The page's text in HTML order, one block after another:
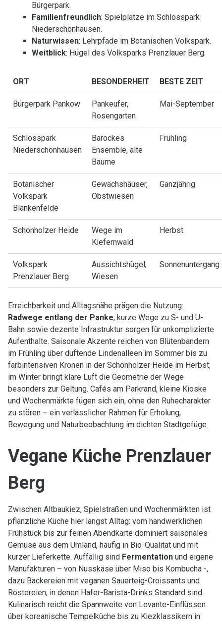
Bürgerpark.
Familienfreundlich: Spielplätze im Schlosspark
Niederschönhausen.
Naturwissen: Lehrpfade im Botanischen Volkspark.
Weitblick: Hügel des Volksparks Prenzlauer Berg.
ORT BESONDERHEIT BESTE ZEIT
Bürgerpark Pankow
Pankeufer,
Rosengarten
Mai-September
Schlosspark
Niederschönhausen
Barockes
Ensemble, alte
Bäume
Frühling
Botanischer
Volkspark
Blankenfelde
Gewächshäuser,
Obstwiesen
Ganzjährig
Schönholzer Heide
Wege im
Kiefernwald
Herbst
Volkspark
Prenzlauer Berg
Aussichtshügel,
Wiesen
Sonnenuntergang
Erreichbarkeit und Alltagsnähe prägen die Nutzung:
Radwege entlang der Panke, kurze Wege zu S- und U-
Bahn sowie dezente Infrastruktur sorgen für unkomplizierte
Aufenthalte. Saisonale Akzente reichen von Blütenbändern
im Frühling über duftende Lindenalleen im Sommer bis zu
farbintensiven Kronen in der Schönholzer Heide im Herbst;
im Winter bringt klare Luft die Geometrie der Wege
besonders zur Geltung. Cafés am Parkrand, kleine Kioske
und Wochenmärkte fügen sich ein, ohne den Ruhecharakter
zu stören – ein verlässlicher Rahmen für Erholung,
Bewegung und Naturbeobachtung im dichten Stadtgefüge.
Vegane Küche Prenzlauer
Berg
Zwischen Altbaukiez, Spielstraßen und Wochenmärkten ist
pflanzliche Küche hier längst Alltag: vom handwerklichen
Frühstück bis zur feinen Abendkarte dominiert saisonales
Gemüse aus dem Umland, häufig in Bio-Qualität und mit
kurzer Lieferkette. Auffällig sind Fermentationund eigene
Manufakturen – von Nusskäse über Miso bis Kombucha -,
dazu Bäckereien mit veganen Sauerteig-Croissants und
Röstereien, in denen Hafer-Barista-Drinks Standard sind.
Kulinarisch reicht die Spannweite von Levante-Einflüssen
über koreanische Tempelküche bis zu Kiezklassikern in